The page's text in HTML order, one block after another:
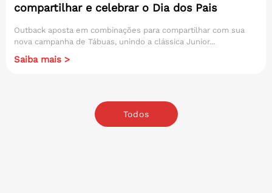
compartilhar e celebrar o Dia dos Pais
Outback aposta em combinações para compartilhar com sua
nova campanha de Tábuas, unindo a clássica Junior...
Saiba mais >
Todos